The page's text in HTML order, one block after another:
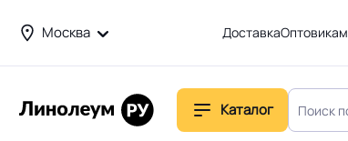
Москва ДоставкаОптовикам
Каталог